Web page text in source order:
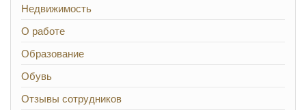
Недвижимость
О работе
Образование
Обувь
Отзывы сотрудников